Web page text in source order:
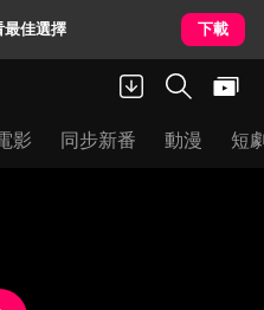
最佳選擇 下載
影 同步新番 動漫 短